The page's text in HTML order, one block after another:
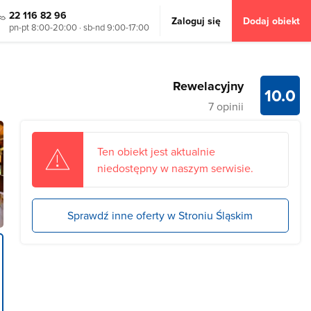
22 116 82 96
pn-pt 8:00-20:00 · sb-nd 9:00-17:00 Zaloguj się Dodaj obiekt
10.0
Rewelacyjny
7 opinii
Ten obiekt jest aktualnie
niedostępny w naszym serwisie.
Sprawdź inne oferty w Stroniu Śląskim